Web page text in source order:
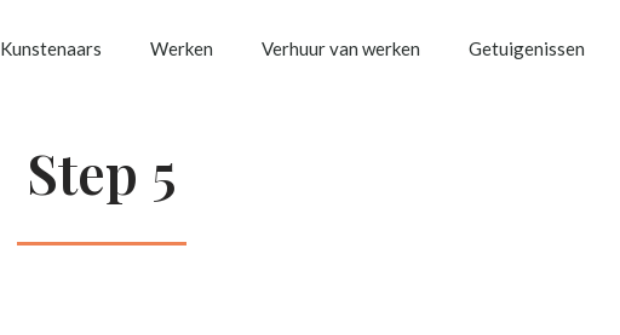
Kunstenaars Werken Verhuur van werken Getuigenissen
Step 5